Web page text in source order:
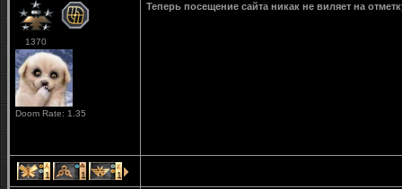
1370
Doom Rate: 1.35
Теперь посещение сайта никак не виляет на
1 1 1